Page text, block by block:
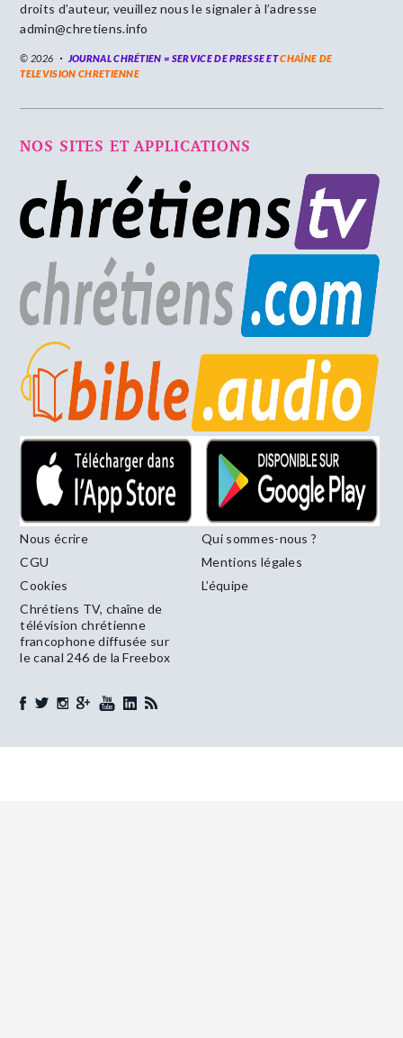
droits d’auteur, veuillez nous le signaler à l’adresse
admin@chretiens.info
© 2026 JOURNAL CHRÉTIEN = SERVICE DE PRESSE ETCHAÎNE DE
TELEVISION CHRETIENNE
NOS SITES ET APPLICATIONS
Nous écrire
Qui sommes-nous ?
CGU
Mentions légales
Cookies
L’équipe
Chrétiens TV, chaîne de
télévision chrétienne
francophone diffusée sur
le canal 246 de la Freebox